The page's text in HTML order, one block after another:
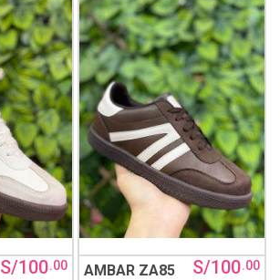
S/100.00 AMBAR ZA85 S/100.00